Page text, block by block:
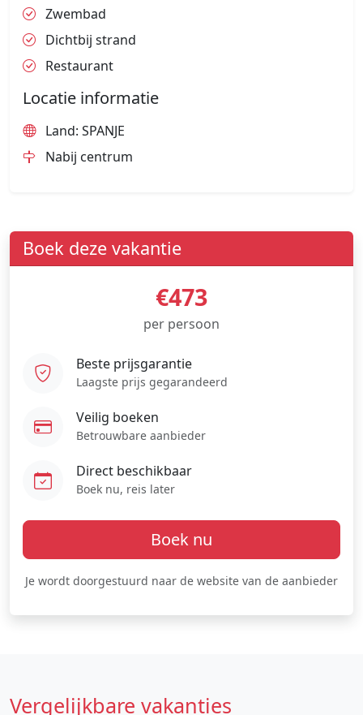
Zwembad
Dichtbij strand
Restaurant
Locatie informatie
Land: SPANJE
Nabij centrum
Boek deze vakantie
€473
per persoon
Beste prijsgarantie
Laagste prijs gegarandeerd
Veilig boeken
Betrouwbare aanbieder
Direct beschikbaar
Boek nu, reis later
Boek nu
Je wordt doorgestuurd naar de website van de aanbieder
Vergelijkbare vakanties